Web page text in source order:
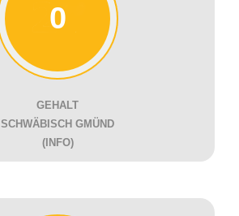
0
GEHALT
SCHWÄBISCH GMÜND
(INFO)